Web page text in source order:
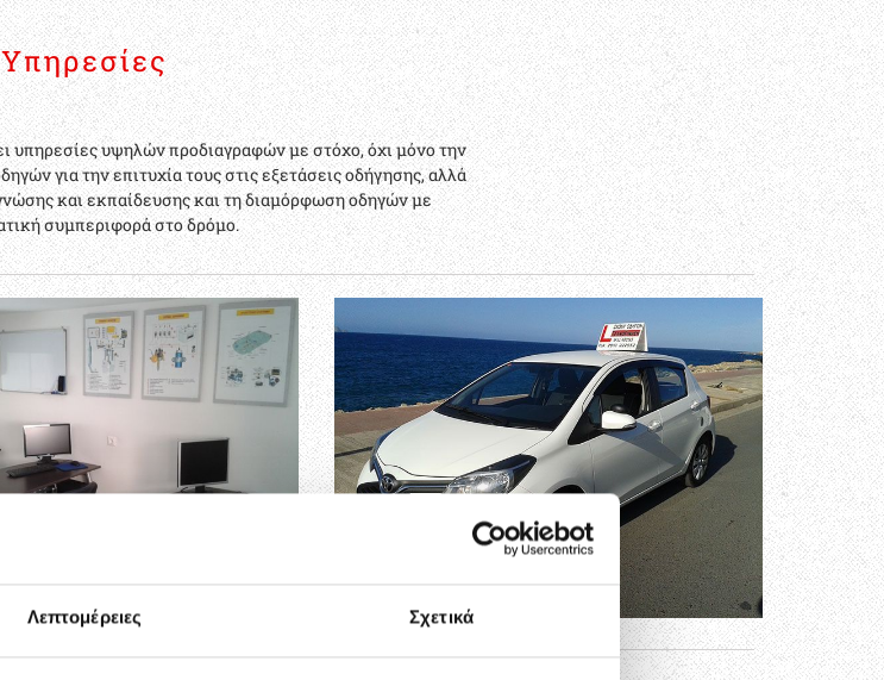
Λεπτομέρειες Σχετικά
Υπηρεσίες
υπηρεσίες υψηλών προδιαγραφών με στόχο, όχι μόνο την
για την επιτυχία τους στις εξετάσεις οδήγησης, αλλά
και εκπαίδευσης και τη διαμόρφωση οδηγών με
συμπεριφορά στο δρόμο.